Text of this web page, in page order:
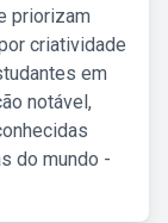
priorizam
criatividade
em
notável,
do mundo -